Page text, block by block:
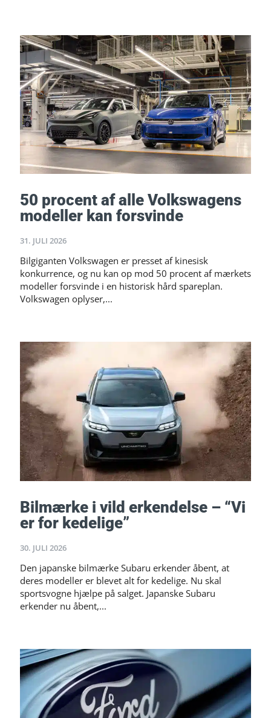
50 procent af alle Volkswagens
modeller kan forsvinde
31. JULI 2026
Bilgiganten Volkswagen er presset af kinesisk
konkurrence, og nu kan op mod 50 procent af mærkets
modeller forsvinde i en historisk hård spareplan.
Volkswagen oplyser,...
Bilmærke i vild erkendelse – “Vi
er for kedelige”
30. JULI 2026
Den japanske bilmærke Subaru erkender åbent, at
deres modeller er blevet alt for kedelige. Nu skal
sportsvogne hjælpe på salget. Japanske Subaru
erkender nu åbent,...